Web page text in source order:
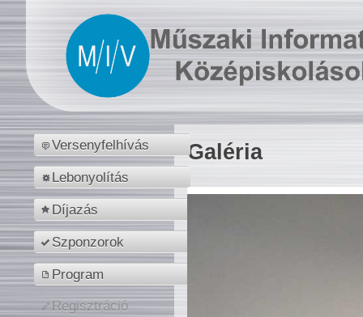
Versenyfelhívás
Lebonyolítás
Díjazás
Szponzorok
Program
Regisztráció
Galéria